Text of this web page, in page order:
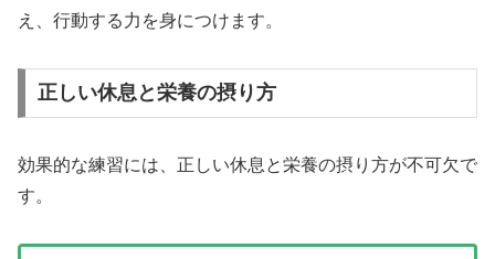
え、行動する力を身につけます。
正しい休息と栄養の摂り方
効果的な練習には、正しい休息と栄養の摂り方が不可欠で
す。